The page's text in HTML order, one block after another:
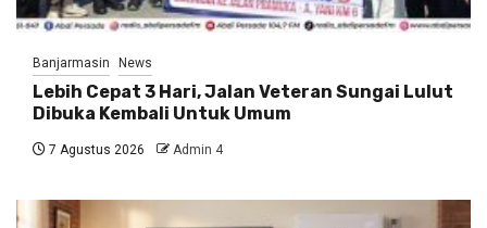
Banjarmasin News
Lebih Cepat 3 Hari, Jalan Veteran Sungai Lulut
Dibuka Kembali Untuk Umum
7 Agustus 2026 Admin 4